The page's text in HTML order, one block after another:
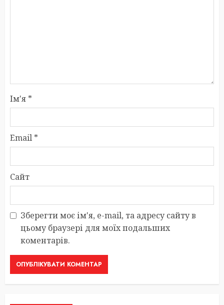
Ім'я *
Email *
Сайт
Зберегти моє ім'я, e-mail, та адресу сайту в
цьому браузері для моїх подальших
коментарів.